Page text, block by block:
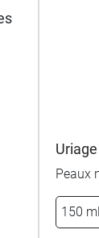
Peaux
150 ml